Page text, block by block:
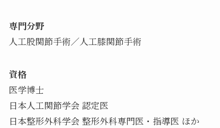
専門分野
人工股関節手術／人工膝関節手術
資格
医学博士
日本人工関節学会 認定医
日本整形外科学会 整形外科専門医・指導医 ほか